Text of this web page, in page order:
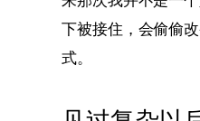
下被接住，会偷偷
式。